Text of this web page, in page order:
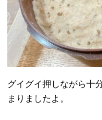
グイグイ押しながら十
まりましたよ。